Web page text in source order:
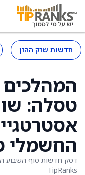
חדשות שוק ההון
המהלכים
החשמלי
דסק חדשות סוף השבוע
TipRanks